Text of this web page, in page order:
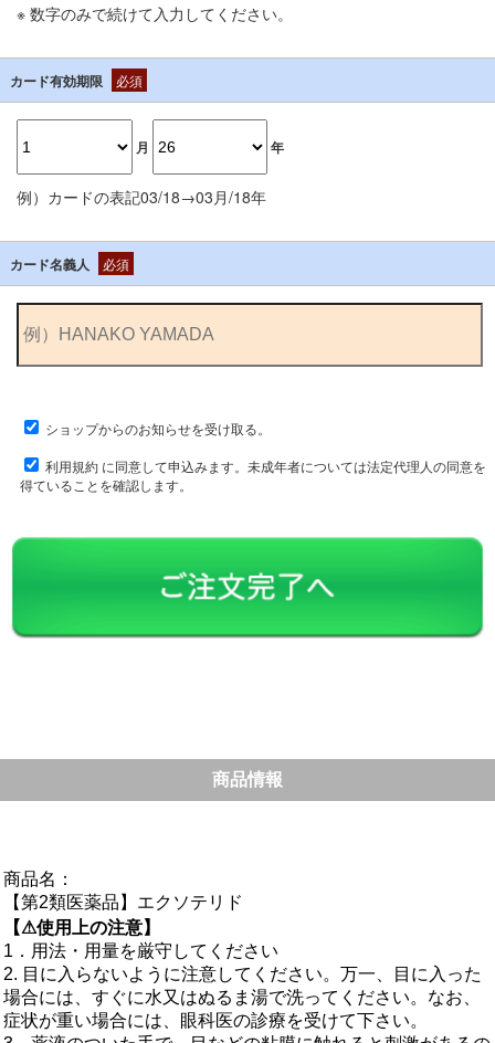
※ 数字のみで続けて入力してください。
カード有効期限 必須
月 年
例）カードの表記03/18→03月/18年
カード名義人 必須
ショップからのお知らせを受け取る。
利用規約に同意して申込みます。未成年者については法定代理人の同意を
得ていることを確認します。
商品情報
商品名：
【第2類医薬品】エクソテリド
【⚠使用上の注意】
1．用法・用量を厳守してください
2. 目に入らないように注意してください。万一、目に入った
場合には、すぐに水又はぬるま湯で洗ってください。なお、
症状が重い場合には、眼科医の診療を受けて下さい。